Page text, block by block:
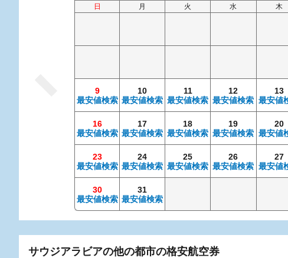
日 月 火 水 木
9
最安値検索
10
最安値検索
11
最安値検索
12
最安値検索
13
最安値
16
最安値検索
17
最安値検索
18
最安値検索
19
最安値検索
20
最安値
23
最安値検索
24
最安値検索
25
最安値検索
26
最安値検索
27
最安値
30
最安値検索
31
最安値検索
サウジアラビアの他の都市の格安航空券